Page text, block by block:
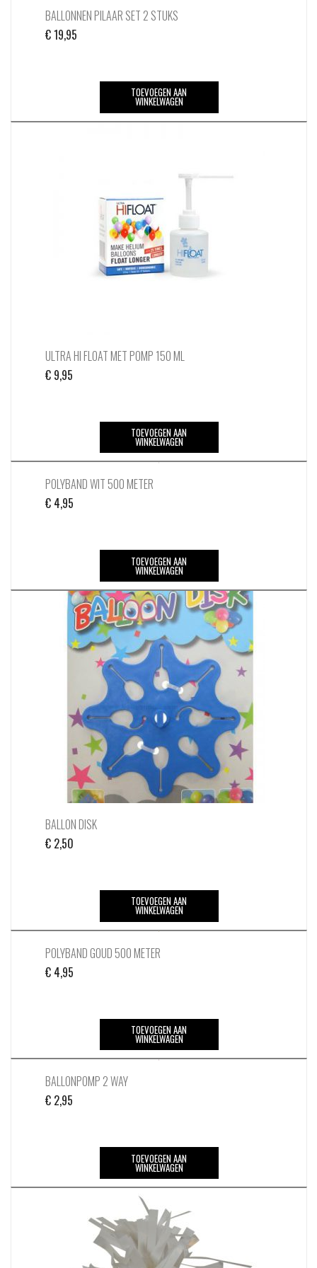
BALLONNEN PILAAR SET 2 STUKS
€19,95
TOEVOEGEN AAN
WINKELWAGEN
ULTRA HI FLOAT MET POMP 150 ML
€ 9,95
TOEVOEGEN AAN
WINKELWAGEN
POLYBAND WIT 500 METER
€ 4,95
TOEVOEGEN AAN
WINKELWAGEN
BALLON DISK
€ 2,50
TOEVOEGEN AAN
WINKELWAGEN
POLYBAND GOUD 500 METER
€ 4,95
TOEVOEGEN AAN
WINKELWAGEN
BALLONPOMP 2 WAY
€ 2,95
TOEVOEGEN AAN
WINKELWAGEN